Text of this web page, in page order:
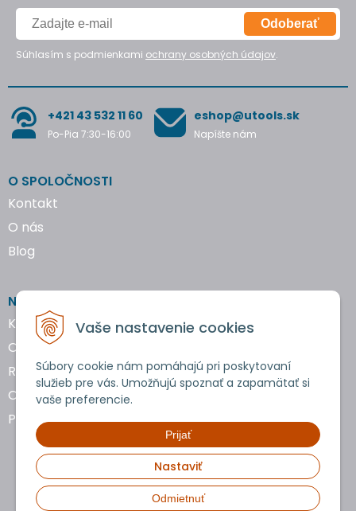
Vaše nastavenie cookies
Súbory cookie nám pomáhajú pri poskytovaní
služieb pre vás. Umožňujú spoznať a zapamätať si
vaše preferencie.
Prijať
Nastaviť
Odmietnuť
Odoberať
Súhlasím s podmienkami ochrany osobných údajov.
+421 43 532 11 60
Po-Pia 7:30-16:00
eshop@utools.sk
Napíšte nám
O SPOLOČNOSTI
Kontakt
O nás
Blog
NAKUPOVANIE
Katalógy náradia
Obchodné podmienky
Reklamácie a vrátenie tovaru
Ochrana osobných údajov
Používanie cookies